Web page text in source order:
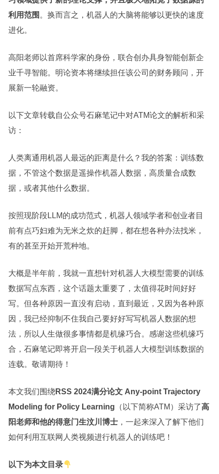
利用范围 。换而言之，机器人的大脑将能够以更快的速度
进化。
高阳老师以首席科学家的身份，联合创办具身智能创新企
业千寻智能。明论资本将继续担任该公司的财务顾问，开
展新一轮融资。
以下文章转载自公众号石麻笔记中对ATM论文的解析和采
访：
人类离通用机器人最远的距离是什么？我的答案：训练数
据，不管这个数据是遥操作机器人数据，高质量合成数
据，或者其他什么数据。
按照现阶段LLM的成功范式，机器人领域学者和创业者目
前有点巧妇难为无米之炊的赶脚，都在想各种办法找米，
有的甚至开始开荒种地。
大概是半年前，我就一直想针对机器人大模型需要的训练
数据写点东西，这个话题太重要了，太值得花时间好好
写。但各种原因一直没有启动，直到最近，又因为各种原
因，我已经抑制不住我自己要好好写写机器人数据的想
法，所以人生做很多事情都是机缘巧合。感谢这些机缘巧
合，石麻笔记即将开启一段关于机器人大模型训练数据的
连载。敬请期待！
本文我们围绕RSS 2024满分论文 Any-point Trajectory
Modeling for Policy Learning （以下简称ATM）采访了高
阳老师和他的得意门生汶川博士，一起来深入了解下他们
如何利用互联网人类视频进行机器人的训练吧！
以下为本文目录